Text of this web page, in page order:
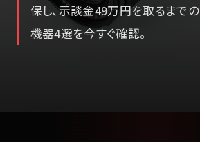
保し、示談金49万円を取るまで
機器4選を今すぐ確認。